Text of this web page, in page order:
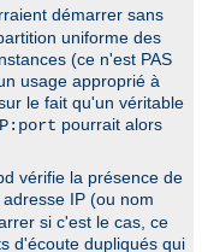
démarrer sans
uniforme des
(ce n'est PAS
usage approprié à
le fait qu'un véritable
pourrait alors
vérifie la présence de
IP (ou nom
si c'est le cas, ce
d'écoute dupliqués qui